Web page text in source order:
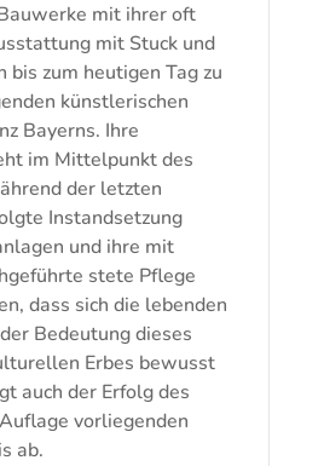
mit ihrer oft
mit Stuck und
bis zum heutigen Tag zu
künstlerischen
Bayerns. Ihre
im Mittelpunkt des
der letzten
Instandsetzung
und ihre mit
stete Pflege
dass sich die lebenden
Bedeutung dieses
Erbes bewusst
auch der Erfolg des
vorliegenden
ab.